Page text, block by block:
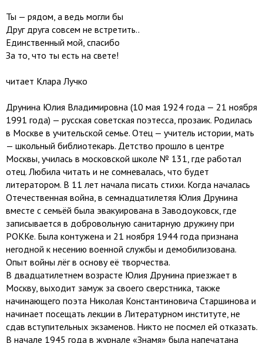
Ты — рядом, а ведь могли бы
Друг друга совсем не встретить..
Единственный мой, спасибо
За то, что ты есть на свете!
читает Клара Лучко
Друнина Юлия Владимировна (10 мая 1924 года — 21 ноября
1991 года) — русская советская поэтесса, прозаик. Родилась
в Москве в учительской семье. Отец — учитель истории, мать
— школьный библиотекарь. Детство прошло в центре
Москвы, училась в московской школе № 131, где работал
отец. Любила читать и не сомневалась, что будет
литератором. В 11 лет начала писать стихи. Когда началась
Отечественная война, в семнадцатилетяя Юлия Друнина
вместе с семьёй была эвакуирована в Заводоуковск, где
записывается в добровольную санитарную дружину при
РОККе. Была контужена и 21 ноября 1944 года признана
негодной к несению военной службы и демобилизована.
Опыт войны лёг в основу её творчества.
В двадцатилетнем возрасте Юлия Друнина приезжает в
Москву, выходит замуж за своего сверстника, также
начинающего поэта Николая Константиновича Старшинова и
начинает посещать лекции в Литературном институте, не
сдав вступительных экзаменов. Никто не посмел ей отказать.
В начале 1945 года в журнале «Знамя» была напечатана